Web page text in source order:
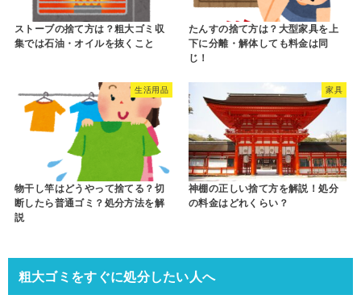
ストーブの捨て方は？粗大ゴミ収
集では石油・オイルを抜くこと
たんすの捨て方は？大型家具を上
下に分離・解体しても料金は同
じ！
生活用品
物干し竿はどうやって捨てる？切
断したら普通ゴミ？処分方法を解
説
家具
神棚の正しい捨て方を解説！処分
の料金はどれくらい？
粗大ゴミをすぐに処分したい人へ